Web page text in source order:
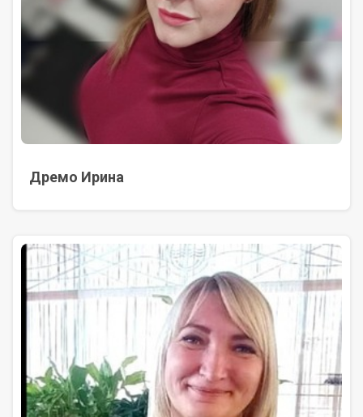
Дремо Ирина